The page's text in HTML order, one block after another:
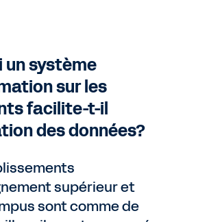
un système
sur les
facilite-t-il
des données?
supérieur et
sont comme de